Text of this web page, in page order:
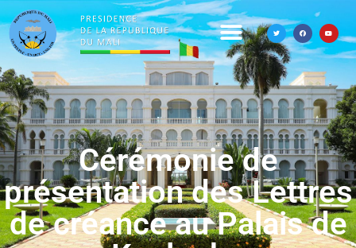
Cérémonie de
présentation des Lettres
de créance au Palais de